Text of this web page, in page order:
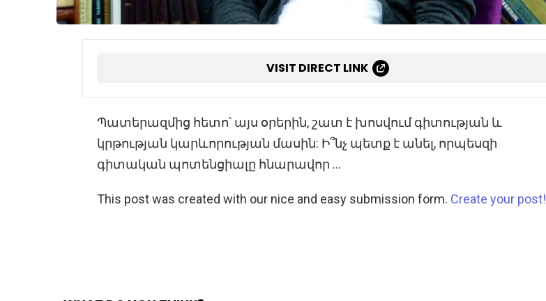
VISIT DIRECT LINK
Պատերազմից հետո՝ այս օրերին, շատ է խոսվում գիտության և
կրթության կարևորության մասին: Ի՞նչ պետք է անել, որպեսզի
գիտական պոտենցիալը հնարավոր …
This post was created with our nice and easy submission form. Create your post!